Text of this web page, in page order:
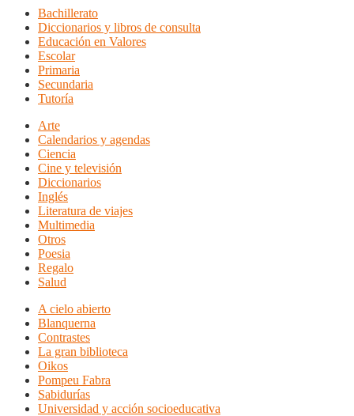
Bachillerato
Diccionarios y libros de consulta
Educación en Valores
Escolar
Primaria
Secundaria
Tutoría
Arte
Calendarios y agendas
Ciencia
Cine y televisión
Diccionarios
Inglés
Literatura de viajes
Multimedia
Otros
Poesia
Regalo
Salud
A cielo abierto
Blanquerna
Contrastes
La gran biblioteca
Oikos
Pompeu Fabra
Sabidurías
Universidad y acción socioeducativa